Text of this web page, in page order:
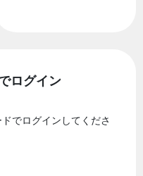
ログイン
でログインしてくださ